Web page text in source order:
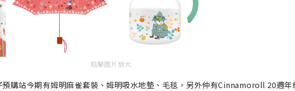
點擊圖片放大
購站今期有姆明麻雀套裝、姆明吸水地墊、毛毯，另外仲有Cinnamoroll 20週年